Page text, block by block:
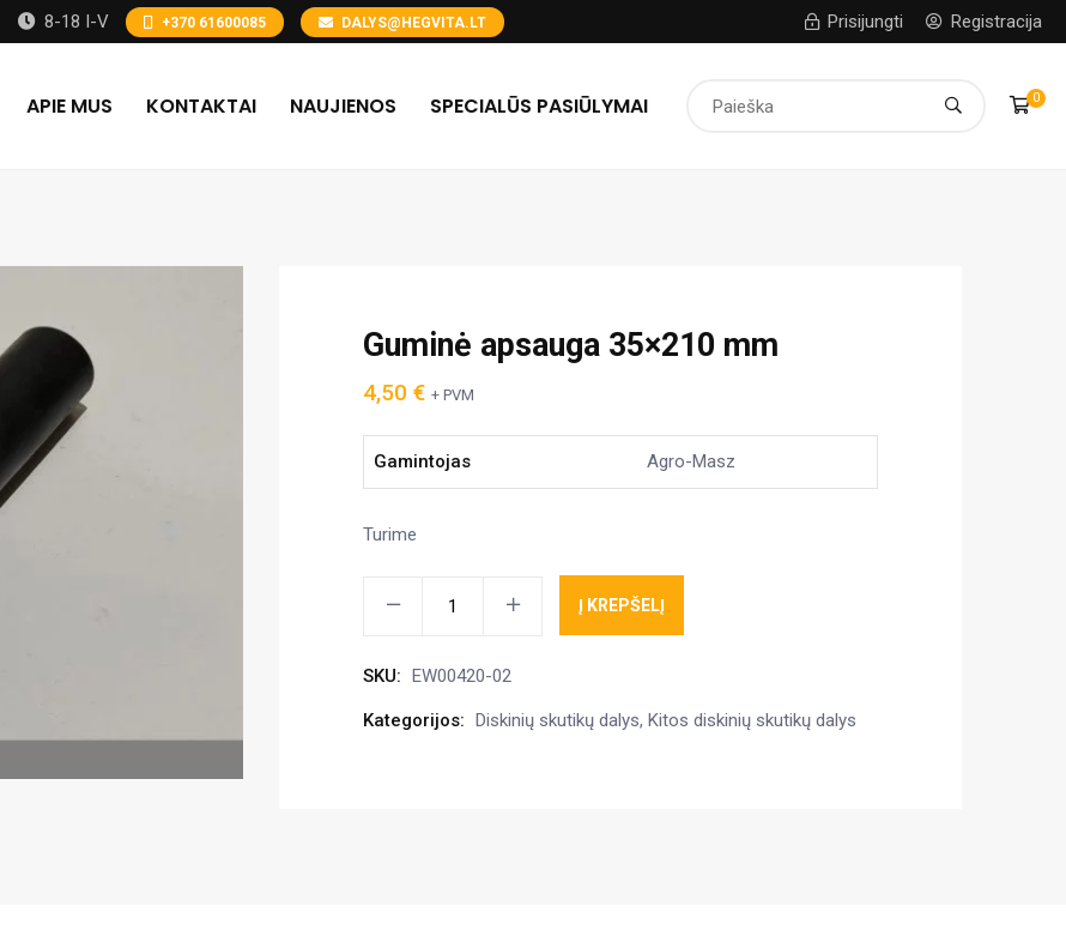
8-18 I-V +370 61600085 DALYS@HEGVITA.LT Prisijungti Registracija
APIE MUS KONTAKTAI NAUJIENOS SPECIALŪS PASIŪLYMAI 0
Guminė apsauga 35×210 mm
4,50 € + PVM
Gamintojas Agro-Masz
Turime
mm
kiekis
Į KREPŠELĮ
SKU: EW00420-02
Kategorijos: Diskinių skutikų dalys, Kitos diskinių skutikų dalys